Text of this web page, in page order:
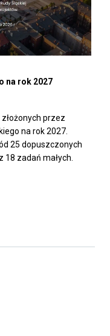
na rok 2027
przez
na rok 2027.
25 dopuszczonych
zadań małych.